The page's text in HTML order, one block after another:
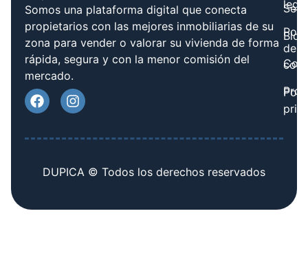
Somos una plataforma digital que conecta
propietarios con las mejores inmobiliarias de su
zona para vender o valorar su vivienda de forma
rápida, segura y con la menor comisión del
mercado.
Blog
legal
de
DUPICA © Todos los derechos reservados